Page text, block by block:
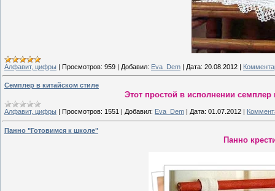
Алфавит, цифры | Просмотров: 959 | Добавил: Eva_Dem | Дата: 20.08.2012 |
Семплер в китайском стиле
Этот простой в исполнении
Алфавит, цифры | Просмотров: 1551 | Добавил: Eva_Dem | Дата: 01.07.2012 |
Панно "Готовимся к школе"
Панно